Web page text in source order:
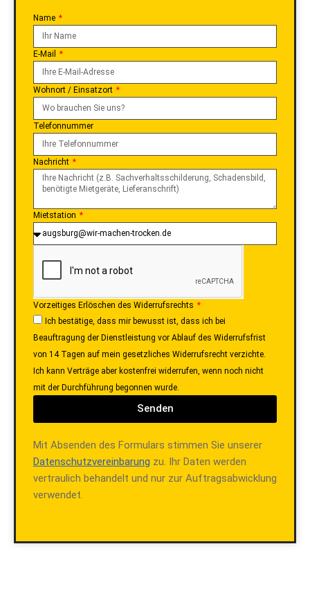
Name
E-Mail
Wohnort / Einsatzort
Telefonnummer
Nachricht
Mietstation
Vorzeitiges Erlöschen des Widerrufsrechts
Ich bestätige, dass mir bewusst ist, dass ich bei
Beauftragung der Dienstleistung vor Ablauf des Widerrufsfrist
von 14 Tagen auf mein gesetzliches Widerrufsrecht verzichte.
Ich kann Verträge aber kostenfrei widerrufen, wenn noch nicht
mit der Durchführung begonnen wurde.
Senden
Mit Absenden des Formulars stimmen Sie unserer
Datenschutzvereinbarung zu. Ihr Daten werden
vertraulich behandelt und nur zur Auftragsabwicklung
verwendet.